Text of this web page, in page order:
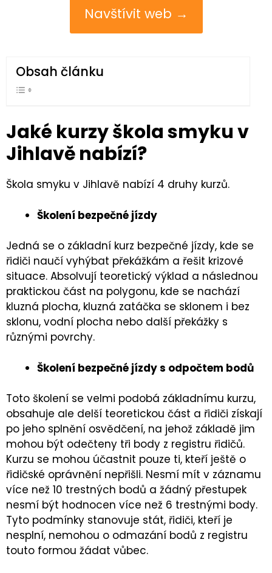
Navštívit web →
Obsah článku
Jaké kurzy škola smyku v
Jihlavě nabízí?
Škola smyku v Jihlavě nabízí 4 druhy kurzů.
Školení bezpečné jízdy
Jedná se o základní kurz bezpečné jízdy, kde se
řidiči naučí vyhýbat překážkám a řešit krizové
situace. Absolvují teoretický výklad a následnou
praktickou část na polygonu, kde se nachází
kluzná plocha, kluzná zatáčka se sklonem i bez
sklonu, vodní plocha nebo další překážky s
různými povrchy.
Školení bezpečné jízdy s odpočtem bodů
Toto školení se velmi podobá základnímu kurzu,
obsahuje ale delší teoretickou část a řidiči získají
po jeho splnění osvědčení, na jehož základě jim
mohou být odečteny tři body z registru řidičů.
Kurzu se mohou účastnit pouze ti, kteří ještě o
řidičské oprávnění nepřišli. Nesmí mít v záznamu
více než 10 trestných bodů a žádný přestupek
nesmí být hodnocen více než 6 trestnými body.
Tyto podmínky stanovuje stát, řidiči, kteří je
nesplní, nemohou o odmazání bodů z registru
touto formou žádat vůbec.